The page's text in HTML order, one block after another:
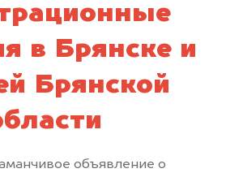
в Брянске и
Брянской
объявление о